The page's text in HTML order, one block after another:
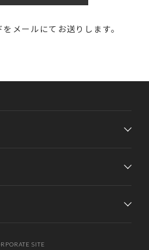
メールにてお送りします。
SITE